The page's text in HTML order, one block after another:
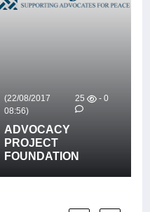
(22/08/2017
08:56)
25 - 0
ADVOCACY
PROJECT
FOUNDATION